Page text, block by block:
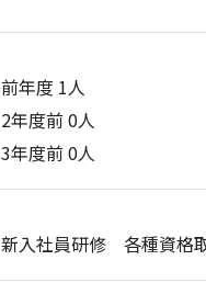
前年度 1人
2年度前 0人
3年度前 0人
新入社員研修 各種資格